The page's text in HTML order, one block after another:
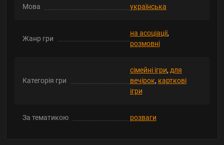
Мова українська
Жанр гри
на асоціації,
розмовні
Категорія гри
сімейні ігри, для
вечірок, карткові
ігри
За тематикою розваги